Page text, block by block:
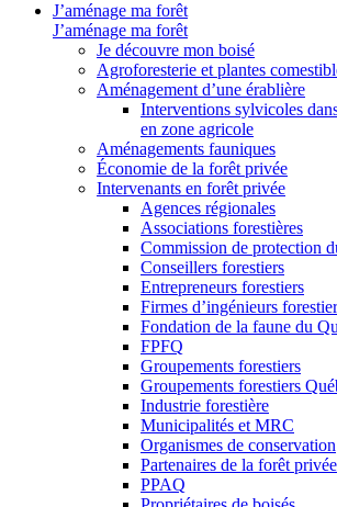
J’aménage ma forêt
J’aménage ma forêt
Je découvre mon boisé
Agroforesterie et plantes
Aménagement d’une érablière
Interventions sylvicoles
en zone agricole
Aménagements fauniques
Économie de la forêt privée
Intervenants en forêt privée
Agences régionales
Associations forestières
Commission de protection
Conseillers forestiers
Entrepreneurs forestiers
Firmes d’ingénieurs
Fondation de la faune du
FPFQ
Groupements forestiers
Groupements forestiers
Industrie forestière
Municipalités et MRC
Organismes de conservation
Partenaires de la forêt privée
PPAQ